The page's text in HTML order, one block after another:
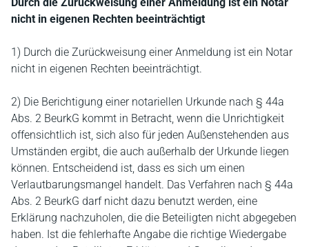
nicht in eigenen Rechten beeinträchtigt
1) Durch die Zurückweisung einer Anmeldung ist ein Notar
nicht in eigenen Rechten beeinträchtigt.
2) Die Berichtigung einer notariellen Urkunde nach § 44a
Abs. 2 BeurkG kommt in Betracht, wenn die Unrichtigkeit
offensichtlich ist, sich also für jeden Außenstehenden aus
Umständen ergibt, die auch außerhalb der Urkunde liegen
können. Entscheidend ist, dass es sich um einen
Verlautbarungsmangel handelt. Das Verfahren nach § 44a
Abs. 2 BeurkG darf nicht dazu benutzt werden, eine
Erklärung nachzuholen, die die Beteiligten nicht abgegeben
haben. Ist die fehlerhafte Angabe die richtige Wiedergabe